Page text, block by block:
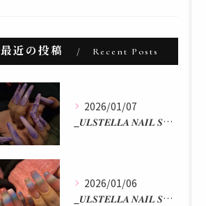
最近の投稿 Recent Posts
2026/01/07
_𝑼𝑳𝑺𝑻𝑬𝑳𝑳𝑨 𝑵𝑨𝑰𝑳 𝑺𝑻𝑼𝑫𝑰𝑶 𝒃𝒚 𝒂𝒌𝒂𝒏...
2026/01/06
_𝑼𝑳𝑺𝑻𝑬𝑳𝑳𝑨 𝑵𝑨𝑰𝑳 𝑺𝑻𝑼𝑫𝑰𝑶 𝒃𝒚 𝒂𝒌𝒂𝒏...